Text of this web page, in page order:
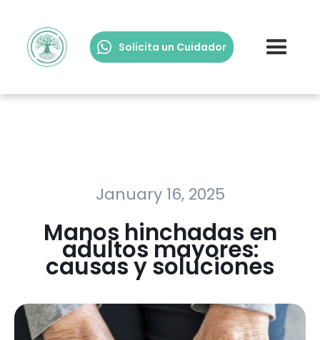
Solicita un Cuidador
January 16, 2025
Manos hinchadas en
adultos mayores:
causas y soluciones